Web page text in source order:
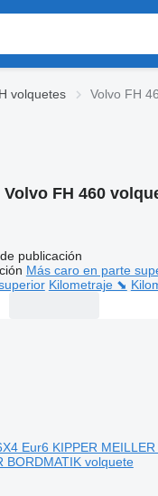
volquetes Volvo FH
Volvo FH 460
publicación
Más caro en parte
Kilometraje ⬊
BORDMATIK volquete